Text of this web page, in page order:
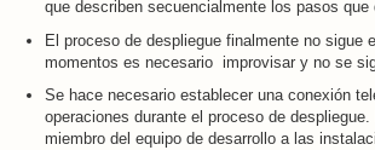
que describen secuencialmente los pasos que
El proceso de despliegue finalmente no sigue
momentos es necesario improvisar y no se
Se hace necesario establecer una conexión
operaciones durante el proceso de
miembro del equipo de desarrollo a las